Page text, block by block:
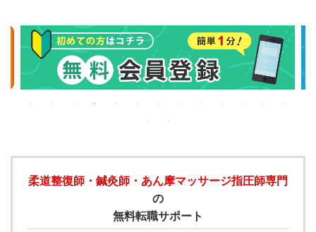
柔道整復師・鍼灸師・あん摩マッサージ指圧師専門
の
無料転職サポート